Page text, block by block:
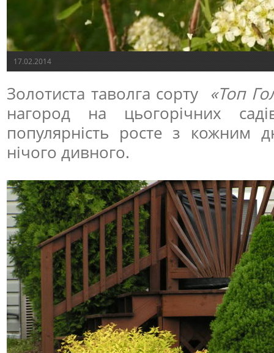
17.02.2014
Золотиста таволга сорту «Топ
нагород на цьогорічних
популярність росте з кожним
нічого дивного.